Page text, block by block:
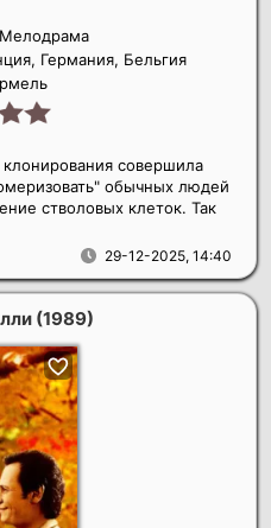
Германия, Бельгия
29-12-2025, 14:40
совершила
обычных людей
стволовых клеток. Так
(1989)